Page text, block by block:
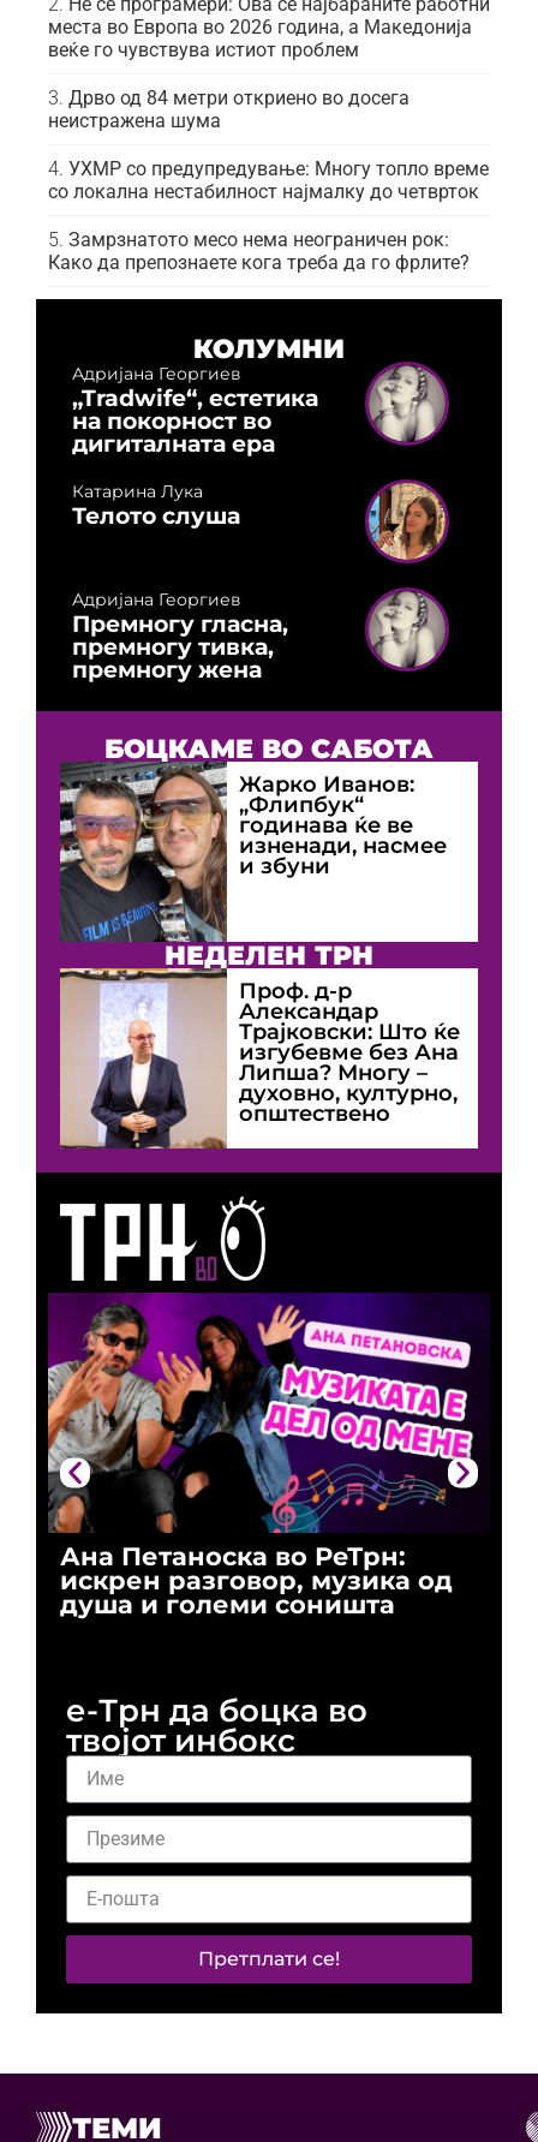
места во Европа во 2026 година, а Македонија
веќе го чувствува истиот проблем
Дрво од 84 метри откриено во досега
неистражена шума
УХМР со предупредување: Многу топло време
со локална нестабилност најмалку до четврток
Замрзнатото месо нема неограничен рок:
Како да препознаете кога треба да го фрлите?
Ана Петаноска во РеТрн:
искрен разговор, музика од
душа и големи соништа
КОЛУМНИ
Адријана Георгиев
„Tradwife“, естетика
на покорност во
дигиталната ера
Катарина Лука
Телото слуша
Адријана Георгиев
Премногу гласна,
премногу тивка,
премногу жена
БОЦКАМЕ ВО САБОТА
Жарко Иванов:
„Флипбук“
годинава ќе ве
изненади, насмее
и збуни
НЕДЕЛЕН ТРН
Проф. д-р
Александар
Трајковски: Што ќе
изгубевме без Ана
Липша? Многу –
духовно, културно,
општествено
е-Трн да боцка во
твојот инбокс
Претплати се!
ТЕМИ